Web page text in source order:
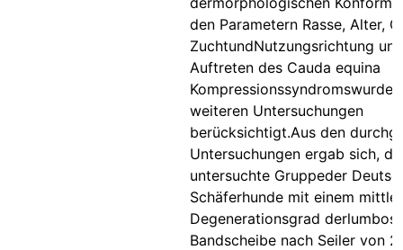
den Parametern Rasse, Alter,
ZuchtundNutzungsrichtung
Auftreten des Cauda equina
Kompressionssyndromswurde
weiteren Untersuchungen
berücksichtigt.Aus den
Untersuchungen ergab sich,
untersuchte Gruppeder
Schäferhunde mit einem
Degenerationsgrad
Bandscheibe nach Seiler von